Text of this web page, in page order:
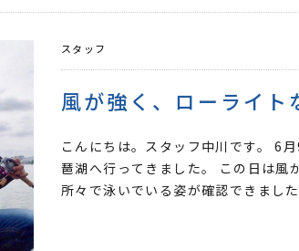
スタッフ
風が強く、ローライト
こんにちは。スタッフ中川です。 6
琶湖へ行ってきました。 この日は風
所々で泳いでいる姿が確認できまし